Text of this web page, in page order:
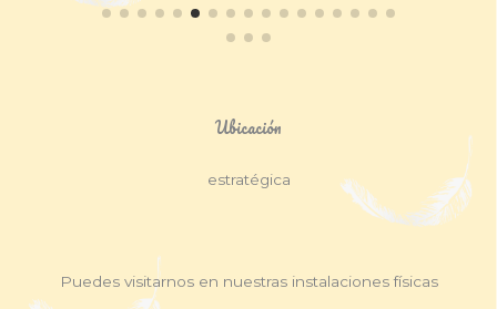
Ubicación
estratégica
Puedes visitarnos en nuestras instalaciones físicas